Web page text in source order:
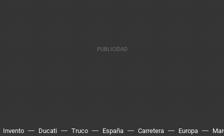
Invento Ducati Truco España Carretera Europa